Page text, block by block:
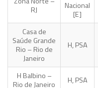
RJ
Nacional
[E]
Casa de
Saúde Grande
Rio – Rio de
Janeiro
H, PSA
H Balbino –
Rio de Janeiro
H, PSA